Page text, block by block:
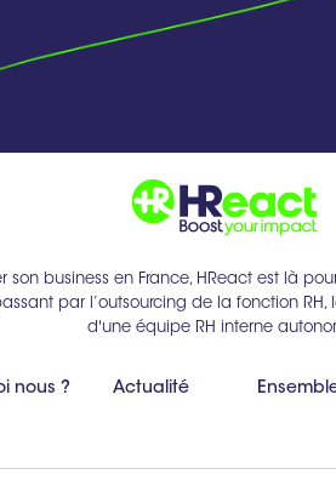
business en France, HReact est là
par l’outsourcing de la fonction
d'une équipe RH interne
nous ? Actualité